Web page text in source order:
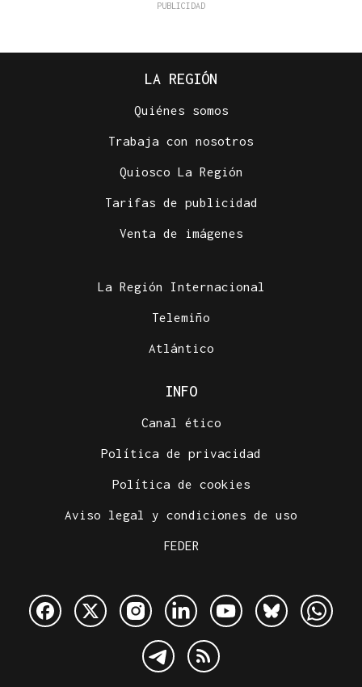
LA REGIÓN
Quiénes somos
Trabaja con nosotros
Quiosco La Región
Tarifas de publicidad
Venta de imágenes
La Región Internacional
Telemiño
Atlántico
INFO
Canal ético
Política de privacidad
Política de cookies
Aviso legal y condiciones de uso
FEDER